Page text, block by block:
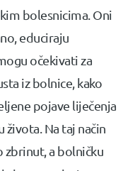
bolesnicima. Oni
educiraju
očekivati za
iz bolnice, kako
pojave liječenja
Na taj način
zbrinut, a bolničku